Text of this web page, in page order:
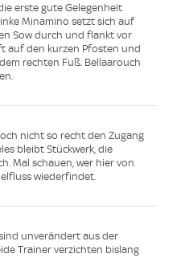
erste gute Gelegenheit
Minamino setzt sich auf
Sow durch und flankt vor
auf den kurzen Pfosten und
rechten Fuß. Bellaarouch
nicht so recht den Zugang
bleibt Stückwerk, die
Mal schauen, wer hier von
wiederfindet.
unverändert aus der
Trainer verzichten bislang